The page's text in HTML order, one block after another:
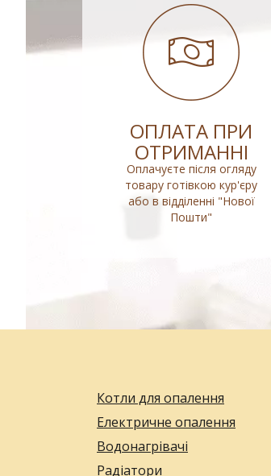
ОПЛАТА ПРИ
ОТРИМАННІ
Оплачуєте після огляду
товару готівкою кур'єру
або в відділенні "Нової
Пошти"
Котли для опалення
Електричне опалення
Водонагрівачі
Радіатори